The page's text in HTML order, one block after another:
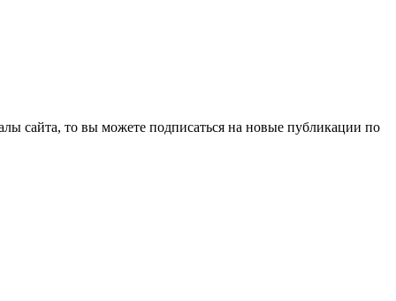
сайта, то вы можете подписаться на новые публикации по